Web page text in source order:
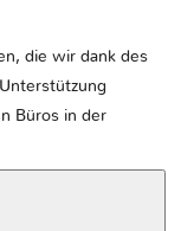
die wir dank des
Büros in der